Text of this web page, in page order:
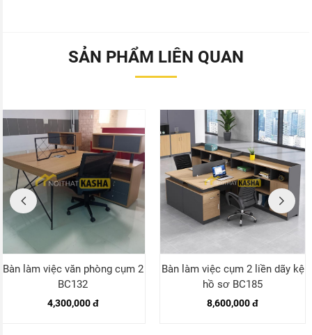
SẢN PHẨM LIÊN QUAN
Bàn làm việc văn phòng cụm 2
BC132
4,300,000 đ
Bàn làm việc cụm 2 liền dãy kệ
hồ sơ BC185
8,600,000 đ